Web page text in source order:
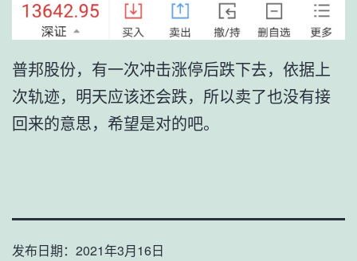
普邦股份，有一次冲击涨停后跌下去，依据上
次轨迹，明天应该还会跌，所以卖了也没有接
回来的意思，希望是对的吧。
发布日期： 2021年3月16日